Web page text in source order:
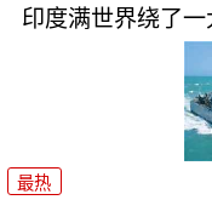
印度满世界绕了一
最热